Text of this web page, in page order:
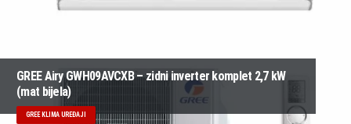
GREE Airy GWH09AVCXB – zidni inverter komplet 2,7 kW
(mat bijela)
GREE KLIMA UREĐAJI